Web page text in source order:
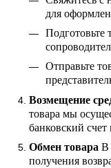
для
Подготовьте
Отправьте
Возмещение
товара мы
банковский
Обмен товара В
получения